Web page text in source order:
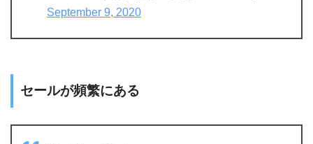
September 9, 2020
セールが頻繁にある